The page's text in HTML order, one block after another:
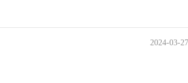
2024-03-27